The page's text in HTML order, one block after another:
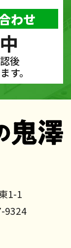
わせ
後
す。
1-1
9324